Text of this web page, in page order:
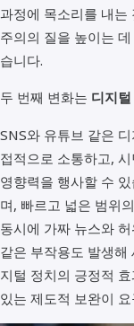
과정에 목소리를 내는
주의의 질을 높이는
습니다.
두 번째 변화는 디지
SNS와 유튜브 같은
접적으로 소통하고,
영향력을 행사할 수
며, 빠르고 넓은 범위
동시에 가짜 뉴스와
같은 부작용도 발생해
지털 정치의 긍정적
있는 제도적 보완이